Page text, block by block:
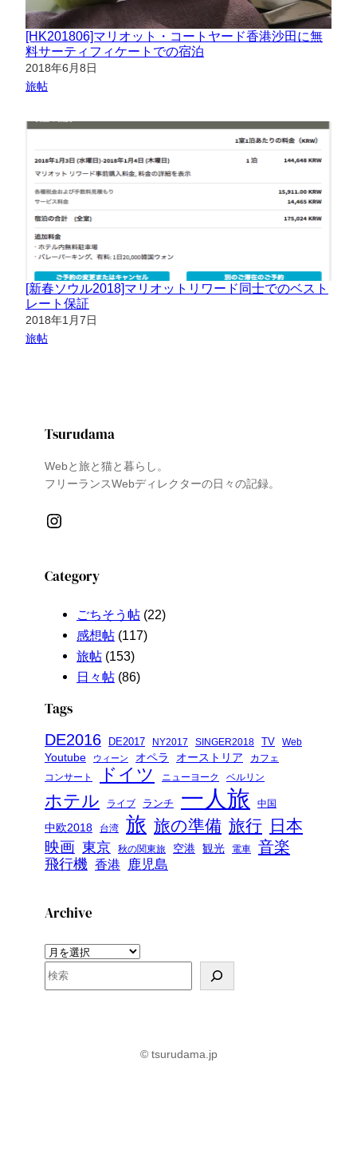
[HK201806]マリオット・コートヤード香港沙田に無
料サーティフィケートでの宿泊
日付
2018年6月8日
関連理由
旅帖
[新春ソウル2018]マリオットリワード同士でのベスト
レート保証
日付
2018年1月7日
関連理由
旅帖
Tsurudama
Webと旅と猫と暮らし。
フリーランスWebディレクターの日々の記録。
Instagram
Category
ごちそう帖 (22)
感想帖 (117)
旅帖 (153)
日々帖 (86)
Tags
DE2016 DE2017 NY2017 SINGER2018 TV Web
Youtube ウィーン オペラ オーストリア
カフェ
コンサート
ドイツ ニューヨーク ベルリン
ホテル ライブ ランチ 一人旅 中国
中欧2018 台湾 旅 旅の準備 旅行 日本
映画 東京 秋の関東旅 空港 観光 電車 音楽
飛行機 香港 鹿児島
Archive
ア
ー
カ
検
索
© tsurudama.jp